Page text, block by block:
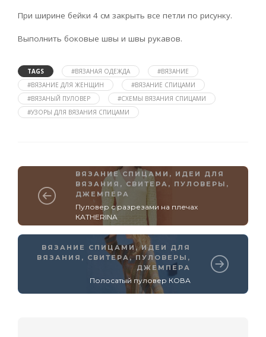
При ширине бейки 4 см закрыть все петли по рисунку.
Выполнить боковые швы и швы рукавов.
TAGS #ВЯЗАНАЯ ОДЕЖДА
#ВЯЗАНИЕ
#ВЯЗАНИЕ ДЛЯ ЖЕНЩИН
#ВЯЗАНИЕ СПИЦАМИ
#ВЯЗАНЫЙ ПУЛОВЕР
#СХЕМЫ ВЯЗАНИЯ СПИЦАМИ
#УЗОРЫ ДЛЯ ВЯЗАНИЯ СПИЦАМИ
ВЯЗАНИЕ СПИЦАМИ , ИДЕИ ДЛЯ
ВЯЗАНИЯ , СВИТЕРА, ПУЛОВЕРЫ,
ДЖЕМПЕРА
Пуловер с разрезами на плечах
КATHERINA
ВЯЗАНИЕ СПИЦАМИ,ИДЕИ ДЛЯ
ВЯЗАНИЯ , СВИТЕРА, ПУЛОВЕРЫ,
ДЖЕМПЕРА
Полосатый пуловер КОВА